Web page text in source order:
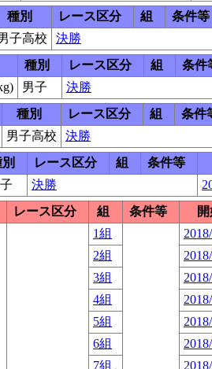
種別 レース区分 組
条件等
子高校
決勝
種別 レース区分 組
条件
男子
決勝
種別 レース区分 組
条件
男子高校
決勝
レース区分 組
条件等
決勝
レース区分 組 条件等
1組
2組
3組
4組
5組
6組
7組